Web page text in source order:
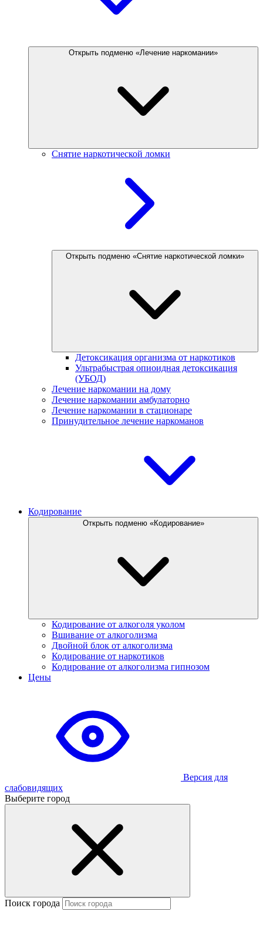
Открыть подменю «Лечение наркомании»
Снятие наркотической ломки
Открыть подменю «Снятие наркотической ломки»
Детоксикация организма от наркотиков
Ультрабыстрая опиоидная детоксикация
(УБОД)
Лечение наркомании на дому
Лечение наркомании амбулаторно
Лечение наркомании в стационаре
Принудительное лечение наркоманов
Кодирование
Открыть подменю «Кодирование»
Кодирование от алкоголя уколом
Вшивание от алкоголизма
Двойной блок от алкоголизма
Кодирование от наркотиков
Кодирование от алкоголизма гипнозом
Цены
Версия для
слабовидящих
Выберите город
Поиск города